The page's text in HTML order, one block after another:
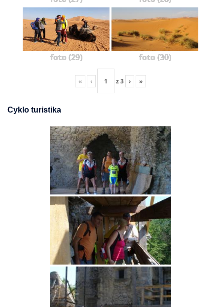
foto (29) foto (30)
« ‹ z3 › »
Cyklo turistika